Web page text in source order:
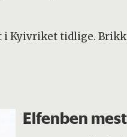
Kyivriket tidlige.
Elfenben